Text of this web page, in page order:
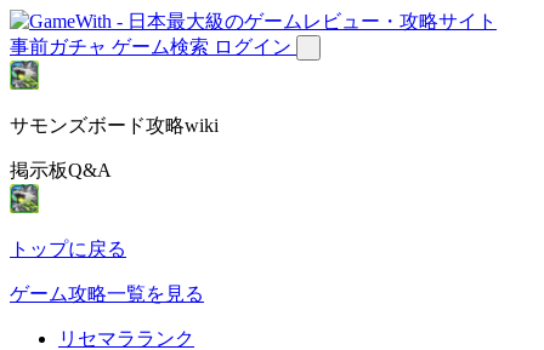
事前ガチャ ゲーム検索 ログイン
サモンズボード攻略wiki
掲示板Q&A
トップに戻る
ゲーム攻略一覧を見る
リセマラランク